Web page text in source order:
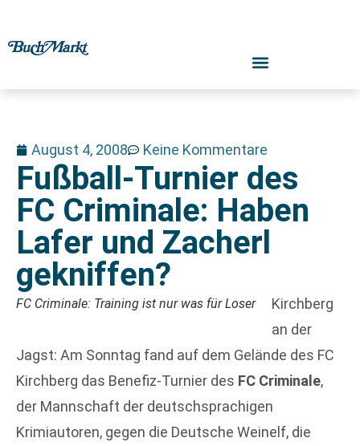
August 4, 2008 Keine Kommentare
Fußball-Turnier des
FC Criminale: Haben
Lafer und Zacherl
gekniffen?
FC Criminale: Training ist nur was für Loser
Kirchberg
an der
Jagst: Am Sonntag fand auf dem Gelände des FC
Kirchberg das Benefiz-Turnier des FC Criminale,
der Mannschaft der deutschsprachigen
Krimiautoren, gegen die Deutsche Weinelf, die